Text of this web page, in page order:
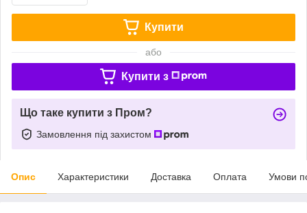
Купити
або
Купити з
Що таке купити з Пром?
Замовлення під захистом
Опис Характеристики Доставка Оплата Умови